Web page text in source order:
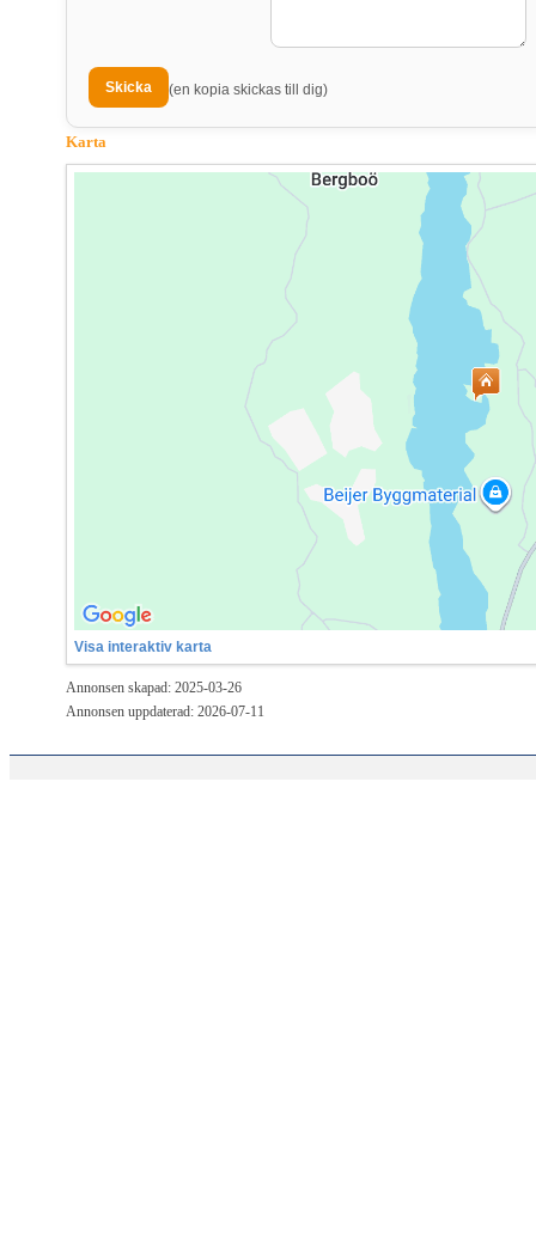
(en kopia skickas till dig)
Karta
Visa interaktiv karta
Annonsen skapad: 2025-03-26
Annonsen uppdaterad: 2026-07-11